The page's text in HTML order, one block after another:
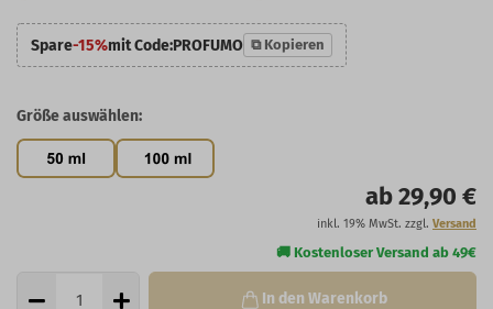
Spare-15%mit Code:PROFUMO ⧉ Kopieren
Größe auswählen:
ab 29,90 €
inkl. 19% MwSt. zzgl. Versand
In den Warenkorb